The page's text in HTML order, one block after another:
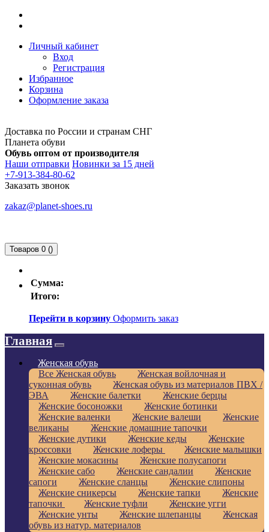
Личный кабинет
Вход
Регистрация
Избранное
Корзина
Оформление заказа
Доставка по России и странам СНГ
Планета обуви
Обувь оптом от производителя
Наши отправки Новинки за 15 дней
+7-913-384-80-62
Заказать звонок
zakaz@planet-shoes.ru
Товаров 0 ()
Сумма:
Итого:
Перейти в корзину Оформить заказ
Главная
Женская обувь
Все Женская обувь
Женская войлочная и
суконная обувь
Женская обувь из материалов ПВХ /
ЭВА
Женские балетки
Женские берцы
Женские босоножки
Женские ботинки
Женские валенки
Женские валеши
Женские
великаны
Женские домашние тапочки
Женские дутики
Женские кеды
Женские
кроссовки
Женские лоферы
Женские малышки
Женские мокасины
Женские полусапоги
Женские сабо
Женские сандалии
Женские
сапоги
Женские сланцы
Женские слипоны
Женские сникерсы
Женские тапки
Женские
тапочки
Женские туфли
Женские угги
Женские унты
Женские шлепанцы
Женская
обувь из натур. материалов